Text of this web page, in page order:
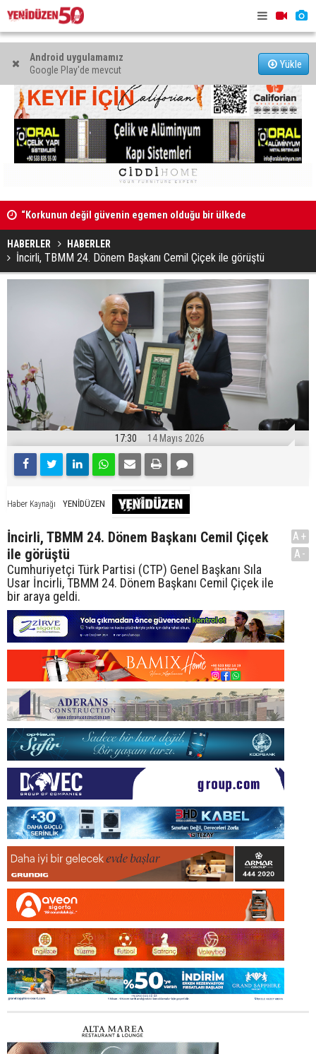
Android uygulamamız
Google Play'de mevcut
Yükle
“Korkunun değil güvenin egemen olduğu bir ülkede
yaşamak hepimizin ortak hakkı”
KTAMS: Açlık sınırı 45 bin 389 TL’ye, yoksulluk sınırı 244
HABERLER HABERLER
İncirli, TBMM 24. Dönem Başkanı Cemil Çiçek ile görüştü
17:30 14 Mayıs 2026
Haber Kaynağı YENİDÜZEN
İncirli, TBMM 24. Dönem Başkanı Cemil Çiçek
ile görüştü
Cumhuriyetçi Türk Partisi (CTP) Genel Başkanı Sıla
Usar İncirli, TBMM 24. Dönem Başkanı Cemil Çiçek ile
bir araya geldi.
A+
A-